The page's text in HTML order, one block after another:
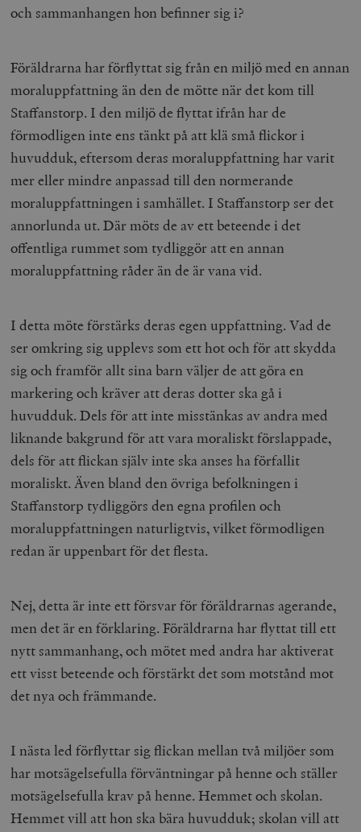
och sammanhangen hon befinner sig i?
Föräldrarna har förflyttat sig från en miljö med en annan
moraluppfattning än den de mötte när det kom till
Staffanstorp. I den miljö de flyttat ifrån har de
förmodligen inte ens tänkt på att klä små flickor i
huvudduk, eftersom deras moraluppfattning har varit
mer eller mindre anpassad till den normerande
moraluppfattningen i samhället. I Staffanstorp ser det
annorlunda ut. Där möts de av ett beteende i det
offentliga rummet som tydliggör att en annan
moraluppfattning råder än de är vana vid.
I detta möte förstärks deras egen uppfattning. Vad de
ser omkring sig upplevs som ett hot och för att skydda
sig och framför allt sina barn väljer de att göra en
markering och kräver att deras dotter ska gå i
huvudduk. Dels för att inte misstänkas av andra med
liknande bakgrund för att vara moraliskt förslappade,
dels för att flickan själv inte ska anses ha förfallit
moraliskt. Även bland den övriga befolkningen i
Staffanstorp tydliggörs den egna profilen och
moraluppfattningen naturligtvis, vilket förmodligen
redan är uppenbart för det flesta.
Nej, detta är inte ett försvar för föräldrarnas agerande,
men det är en förklaring. Föräldrarna har flyttat till ett
nytt sammanhang, och mötet med andra har aktiverat
ett visst beteende och förstärkt det som motstånd mot
det nya och främmande.
I nästa led förflyttar sig flickan mellan två miljöer som
har motsägelsefulla förväntningar på henne och ställer
motsägelsefulla krav på henne. Hemmet och skolan.
Hemmet vill att hon ska bära huvudduk; skolan vill att